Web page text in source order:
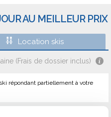
AU MEILLEUR PRIX
Location skis
(Frais de dossier inclus)
répondant partiellement à votre